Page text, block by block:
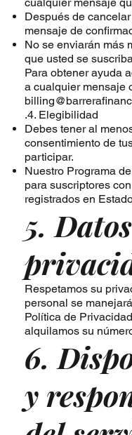
Después de
mensaje de
No se enviarán más
que usted se
Para obtener ayuda
a cualquier mensaje
.4. Elegibilidad
Debes tener al
consentimiento de
participar.
Nuestro Programa
para suscriptores
registrados en
5.
Respetamos su
personal se
Política de
alquilamos su
6.
y